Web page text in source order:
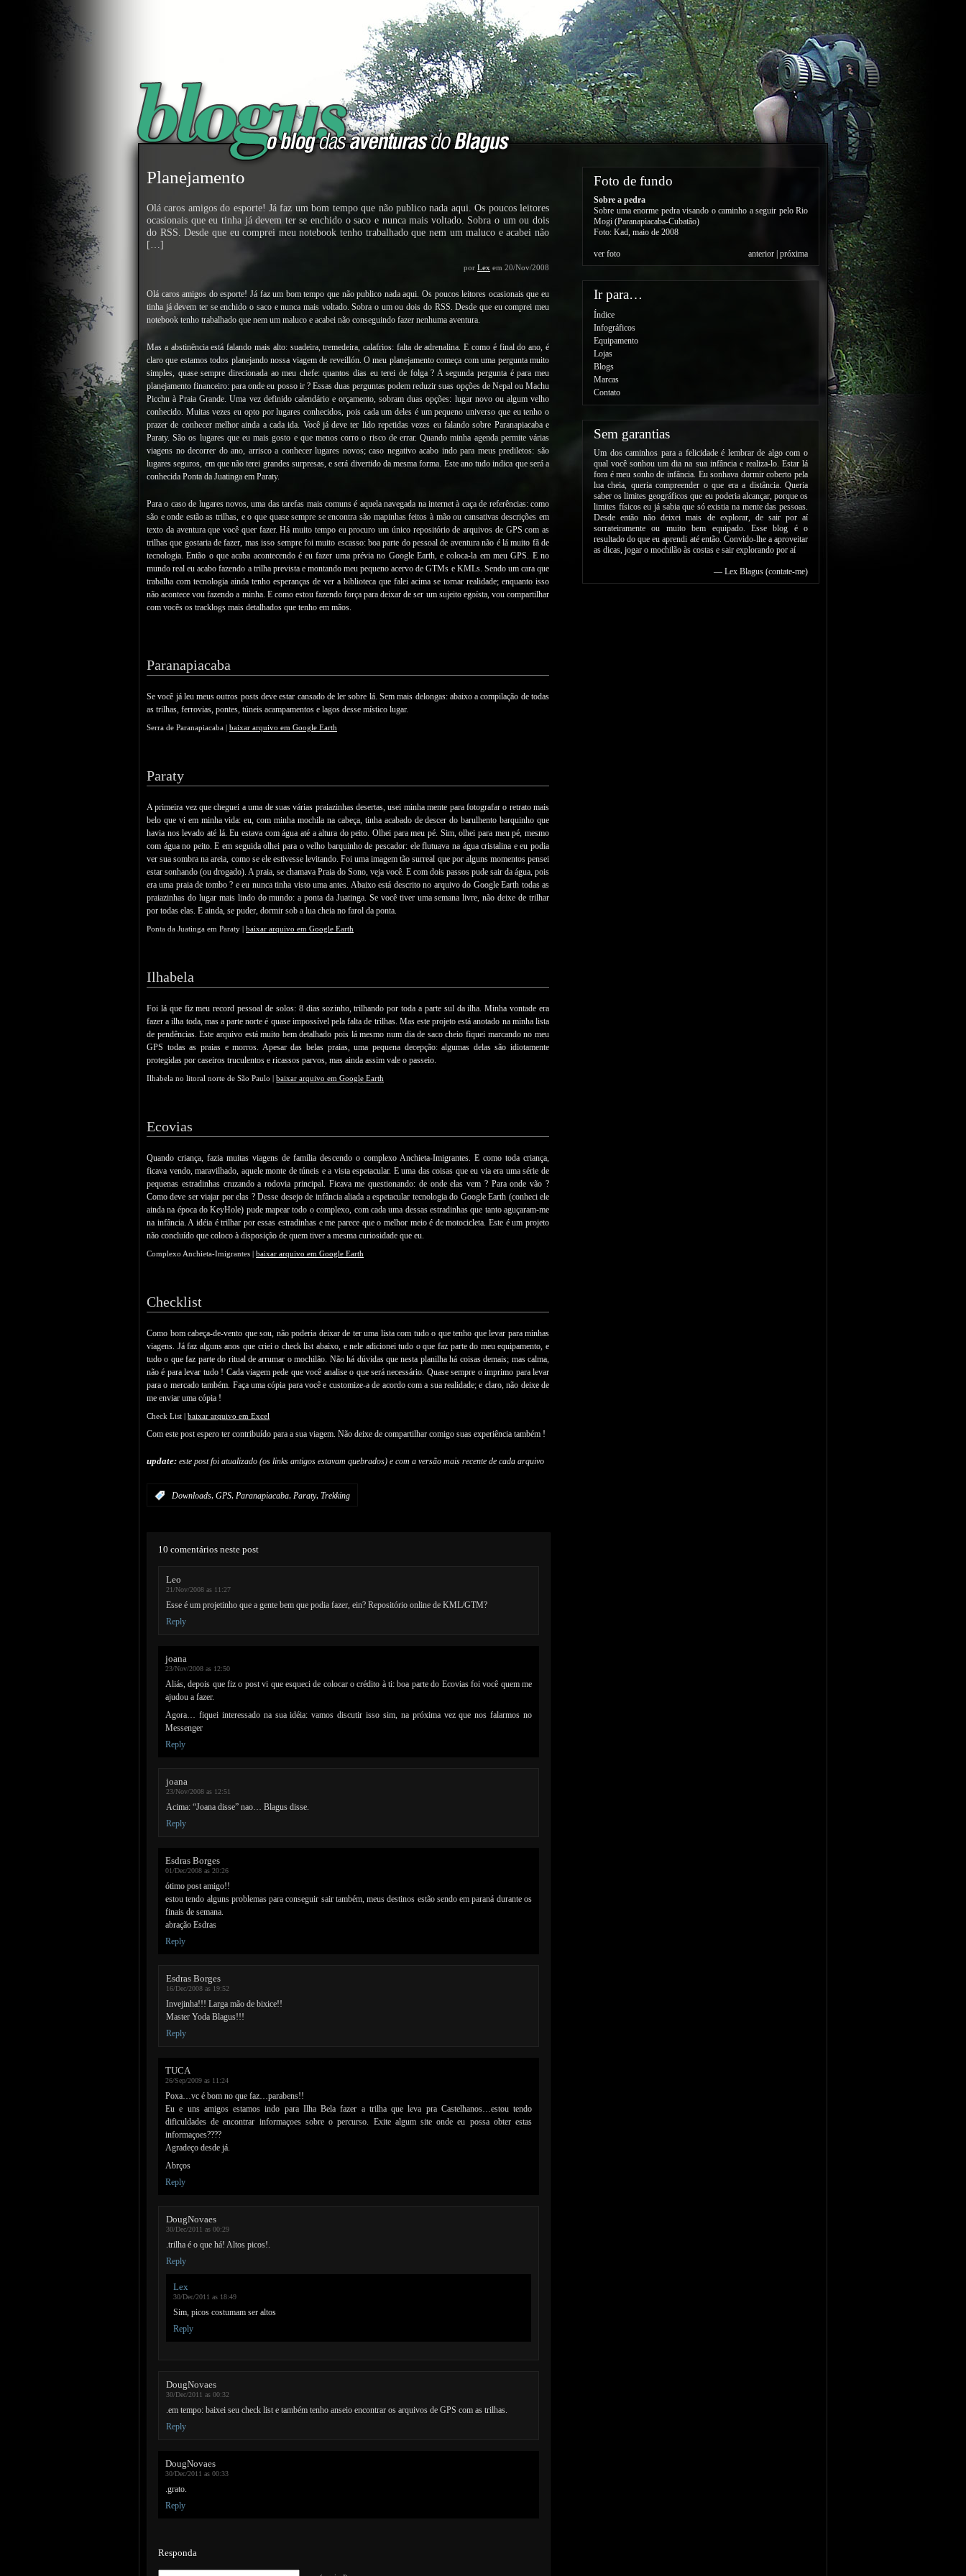
Planejamento
Olá caros amigos do esporte! Já faz um bom tempo que não publico nada aqui. Os poucos leitores
ocasionais que eu tinha já devem ter se enchido o saco e nunca mais voltado. Sobra o um ou dois
do RSS. Desde que eu comprei meu notebook tenho trabalhado que nem um maluco e acabei não
[…]
por Lex em 20/Nov/2008
Olá caros amigos do esporte! Já faz um bom tempo que não publico nada aqui. Os poucos leitores ocasionais que eu
tinha já devem ter se enchido o saco e nunca mais voltado. Sobra o um ou dois do RSS. Desde que eu comprei meu
notebook tenho trabalhado que nem um maluco e acabei não conseguindo fazer nenhuma aventura.
Mas a abstinência está falando mais alto: suadeira, tremedeira, calafrios: falta de adrenalina. E como é final do ano, é
claro que estamos todos planejando nossa viagem de reveillón. O meu planejamento começa com uma pergunta muito
simples, quase sempre direcionada ao meu chefe: quantos dias eu terei de folga ? A segunda pergunta é para meu
planejamento financeiro: para onde eu posso ir ? Essas duas perguntas podem reduzir suas opções de Nepal ou Machu
Picchu à Praia Grande. Uma vez definido calendário e orçamento, sobram duas opções: lugar novo ou algum velho
conhecido. Muitas vezes eu opto por lugares conhecidos, pois cada um deles é um pequeno universo que eu tenho o
prazer de conhecer melhor ainda a cada ida. Você já deve ter lido repetidas vezes eu falando sobre Paranapiacaba e
Paraty. São os lugares que eu mais gosto e que menos corro o risco de errar. Quando minha agenda permite várias
viagens no decorrer do ano, arrisco a conhecer lugares novos; caso negativo acabo indo para meus prediletos: são
lugares seguros, em que não terei grandes surpresas, e será divertido da mesma forma. Este ano tudo indica que será a
conhecida Ponta da Juatinga em Paraty.
Para o caso de lugares novos, uma das tarefas mais comuns é aquela navegada na internet à caça de referências: como
são e onde estão as trilhas, e o que quase sempre se encontra são mapinhas feitos à mão ou cansativas descrições em
texto da aventura que você quer fazer. Há muito tempo eu procuro um único repositório de arquivos de GPS com as
trilhas que gostaria de fazer, mas isso sempre foi muito escasso: boa parte do pessoal de aventura não é lá muito fã de
tecnologia. Então o que acaba acontecendo é eu fazer uma prévia no Google Earth, e coloca-la em meu GPS. E no
mundo real eu acabo fazendo a trilha prevista e montando meu pequeno acervo de GTMs e KMLs. Sendo um cara que
trabalha com tecnologia ainda tenho esperanças de ver a biblioteca que falei acima se tornar realidade; enquanto isso
não acontece vou fazendo a minha. E como estou fazendo força para deixar de ser um sujeito egoísta, vou compartilhar
com vocês os tracklogs mais detalhados que tenho em mãos.
Paranapiacaba
Se você já leu meus outros posts deve estar cansado de ler sobre lá. Sem mais delongas: abaixo a compilação de todas
as trilhas, ferrovias, pontes, túneis acampamentos e lagos desse místico lugar.
Serra de Paranapiacaba | baixar arquivo em Google Earth
Paraty
A primeira vez que cheguei a uma de suas várias praiazinhas desertas, usei minha mente para fotografar o retrato mais
belo que vi em minha vida: eu, com minha mochila na cabeça, tinha acabado de descer do barulhento barquinho que
havia nos levado até lá. Eu estava com água até a altura do peito. Olhei para meu pé. Sim, olhei para meu pé, mesmo
com água no peito. E em seguida olhei para o velho barquinho de pescador: ele flutuava na água cristalina e eu podia
ver sua sombra na areia, como se ele estivesse levitando. Foi uma imagem tão surreal que por alguns momentos pensei
estar sonhando (ou drogado). A praia, se chamava Praia do Sono, veja você. E com dois passos pude sair da água, pois
era uma praia de tombo ? e eu nunca tinha visto uma antes. Abaixo está descrito no arquivo do Google Earth todas as
praiazinhas do lugar mais lindo do mundo: a ponta da Juatinga. Se você tiver uma semana livre, não deixe de trilhar
por todas elas. E ainda, se puder, dormir sob a lua cheia no farol da ponta.
Ponta da Juatinga em Paraty | baixar arquivo em Google Earth
Ilhabela
Foi lá que fiz meu record pessoal de solos: 8 dias sozinho, trilhando por toda a parte sul da ilha. Minha vontade era
fazer a ilha toda, mas a parte norte é quase impossível pela falta de trilhas. Mas este projeto está anotado na minha lista
de pendências. Este arquivo está muito bem detalhado pois lá mesmo num dia de saco cheio fiquei marcando no meu
GPS todas as praias e morros. Apesar das belas praias, uma pequena decepção: algumas delas são idiotamente
protegidas por caseiros truculentos e ricassos parvos, mas ainda assim vale o passeio.
Ilhabela no litoral norte de São Paulo | baixar arquivo em Google Earth
Ecovias
Quando criança, fazia muitas viagens de família descendo o complexo Anchieta-Imigrantes. E como toda criança,
ficava vendo, maravilhado, aquele monte de túneis e a vista espetacular. E uma das coisas que eu via era uma série de
pequenas estradinhas cruzando a rodovia principal. Ficava me questionando: de onde elas vem ? Para onde vão ?
Como deve ser viajar por elas ? Desse desejo de infância aliada a espetacular tecnologia do Google Earth (conheci ele
ainda na época do KeyHole) pude mapear todo o complexo, com cada uma dessas estradinhas que tanto aguçaram-me
na infância. A idéia é trilhar por essas estradinhas e me parece que o melhor meio é de motocicleta. Este é um projeto
não concluído que coloco à disposição de quem tiver a mesma curiosidade que eu.
Complexo Anchieta-Imigrantes | baixar arquivo em Google Earth
Checklist
Como bom cabeça-de-vento que sou, não poderia deixar de ter uma lista com tudo o que tenho que levar para minhas
viagens. Já faz alguns anos que criei o check list abaixo, e nele adicionei tudo o que faz parte do meu equipamento, e
tudo o que faz parte do ritual de arrumar o mochilão. Não há dúvidas que nesta planilha há coisas demais; mas calma,
não é para levar tudo ! Cada viagem pede que você analise o que será necessário. Quase sempre o imprimo para levar
para o mercado também. Faça uma cópia para você e customize-a de acordo com a sua realidade; e claro, não deixe de
me enviar uma cópia !
Check List | baixar arquivo em Excel
Com este post espero ter contribuído para a sua viagem. Não deixe de compartilhar comigo suas experiência também !
update: este post foi atualizado (os links antigos estavam quebrados) e com a versão mais recente de cada arquivo
Downloads, GPS, Paranapiacaba, Paraty, Trekking
10 comentários neste post
Leo
21/Nov/2008 as 11:27
Esse é um projetinho que a gente bem que podia fazer, ein? Repositório online de KML/GTM?
Reply
joana
23/Nov/2008 as 12:50
Aliás, depois que fiz o post vi que esqueci de colocar o crédito à ti: boa parte do Ecovias foi você quem me
ajudou a fazer.
Agora… fiquei interessado na sua idéia: vamos discutir isso sim, na próxima vez que nos falarmos no
Messenger
Reply
joana
23/Nov/2008 as 12:51
Acima: “Joana disse” nao… Blagus disse.
Reply
Esdras Borges
01/Dec/2008 as 20:26
ótimo post amigo!!
estou tendo alguns problemas para conseguir sair também, meus destinos estão sendo em paraná durante os
finais de semana.
abração Esdras
Reply
Esdras Borges
16/Dec/2008 as 19:52
Invejinha!!! Larga mão de bixice!!
Master Yoda Blagus!!!
Reply
TUCA
26/Sep/2009 as 11:24
Poxa…vc é bom no que faz…parabens!!
Eu e uns amigos estamos indo para Ilha Bela fazer a trilha que leva pra Castelhanos…estou tendo
dificuldades de encontrar informaçoes sobre o percurso. Exite algum site onde eu possa obter estas
informaçoes????
Agradeço desde já.
Abrços
Reply
DougNovaes
30/Dec/2011 as 00:29
.trilha é o que há! Altos picos!.
Reply
Lex
30/Dec/2011 as 18:49
Sim, picos costumam ser altos
Reply
DougNovaes
30/Dec/2011 as 00:32
.em tempo: baixei seu check list e também tenho anseio encontrar os arquivos de GPS com as trilhas.
Reply
DougNovaes
30/Dec/2011 as 00:33
.grato.
Reply
Responda
Foto de fundo
Sobre a pedra
Sobre uma enorme pedra visando o caminho a seguir pelo Rio
Mogi (Paranapiacaba-Cubatão)
Foto: Kad, maio de 2008
ver foto anterior próxima
Ir para…
Índice
Infográficos
Equipamento
Lojas
Blogs
Marcas
Contato
Sem garantias
Um dos caminhos para a felicidade é lembrar de algo com o
qual você sonhou um dia na sua infância e realiza-lo. Estar lá
fora é meu sonho de infância. Eu sonhava dormir coberto pela
lua cheia, queria compreender o que era a distância. Queria
saber os limites geográficos que eu poderia alcançar, porque os
limites físicos eu já sabia que só existia na mente das pessoas.
Desde então não deixei mais de explorar, de sair por aí
sorrateiramente ou muito bem equipado. Esse blog é o
resultado do que eu aprendi até então. Convido-lhe a aproveitar
as dicas, jogar o mochilão às costas e sair explorando por aí
— Lex Blagus (contate-me)